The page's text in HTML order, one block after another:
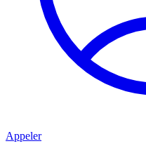
Appeler